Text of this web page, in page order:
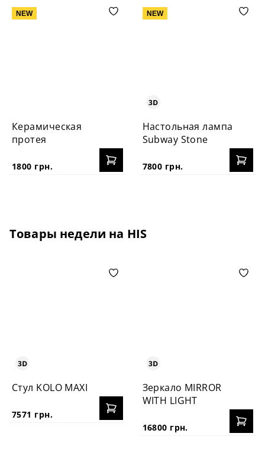
NEW
Керамическая
протея
1800 грн.
NEW
Настольная лампа
Subway Stone
7800 грн.
Товары недели на HIS
Стул KOLO MAXI
7571 грн.
Зеркало MIRROR
WITH LIGHT
16800 грн.